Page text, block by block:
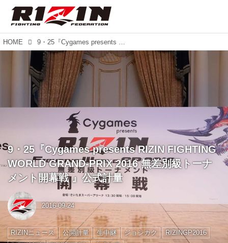
HOME 9・25『Cygames presents RIZIN FIGHTING WORLD GRAND-PRIX 2016 無差別級トーナメント開幕戦 』公式計量
9・25『Cygames presents RIZIN FIGHTING
WORLD GRAND-PRIX 2016 無差別級トーナ
メント開幕戦 』公式計量
2016-09-24
RIZINニュース 公開計量 生中継 ジョシカク
RIZINGP2016